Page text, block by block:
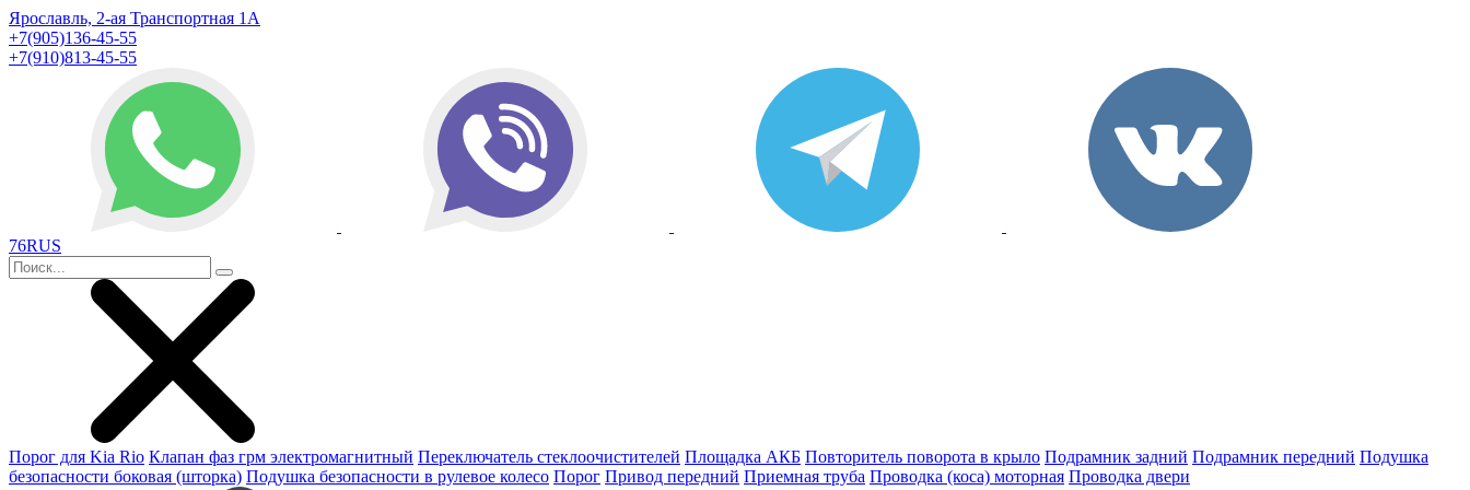
Ярославль, 2-ая Транспортная 1А
+7(905)136-45-55
+7(910)813-45-55
76RUS
Порог для Kia Rio Клапан фаз грм электромагнитный Переключатель стеклоочистителей Площадка АКБ Повторитель поворота в крыло Подрамник задний Подрамник передний Подушка
безопасности боковая (шторка) Подушка безопасности в рулевое колесо Порог Привод передний Приемная труба Проводка (коса) моторная Проводка двери